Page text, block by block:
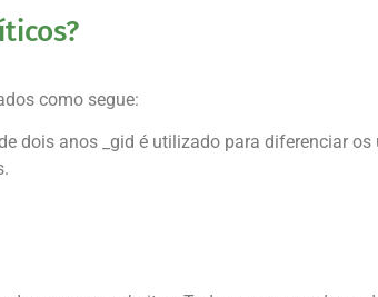
como segue:
dois anos _gid é utilizado para diferenciar